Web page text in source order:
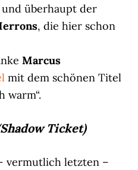
überhaupt der
, die hier schon
Marcus
mit dem schönen Titel
warm“.
Ticket)
vermutlich letzten –